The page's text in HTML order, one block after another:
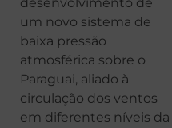
desenvolvimento de
um novo sistema de
baixa pressão
atmosférica sobre o
Paraguai, aliado à
circulação dos ventos
em diferentes níveis da